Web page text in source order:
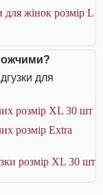
для жінок розмір L
для
розмір ХL 30 шт
розмір Extra
розмір XL 30 шт